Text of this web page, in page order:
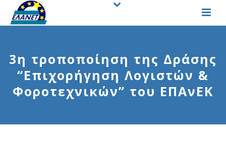
3η τροποποίηση της Δράσης
“Επιχορήγηση Λογιστών &
Φοροτεχνικών” του ΕΠΑνΕΚ